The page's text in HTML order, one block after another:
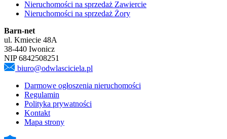
Nieruchomości na sprzedaż Zawiercie
Nieruchomości na sprzedaż Żory
Barn-net
ul. Kmiecie 48A
38-440 Iwonicz
NIP 6842508251
biuro@odwlasciciela.pl
Darmowe ogłoszenia nieruchomości
Regulamin
Polityka prywatności
Kontakt
Mapa strony